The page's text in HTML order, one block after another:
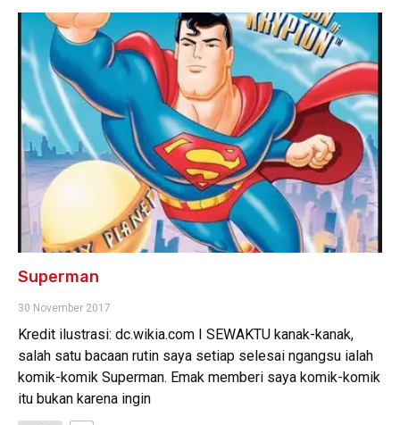
Superman
30 November 2017
Kredit ilustrasi: dc.wikia.com I SEWAKTU kanak-kanak,
salah satu bacaan rutin saya setiap selesai ngangsu ialah
komik-komik Superman. Emak memberi saya komik-komik
itu bukan karena ingin